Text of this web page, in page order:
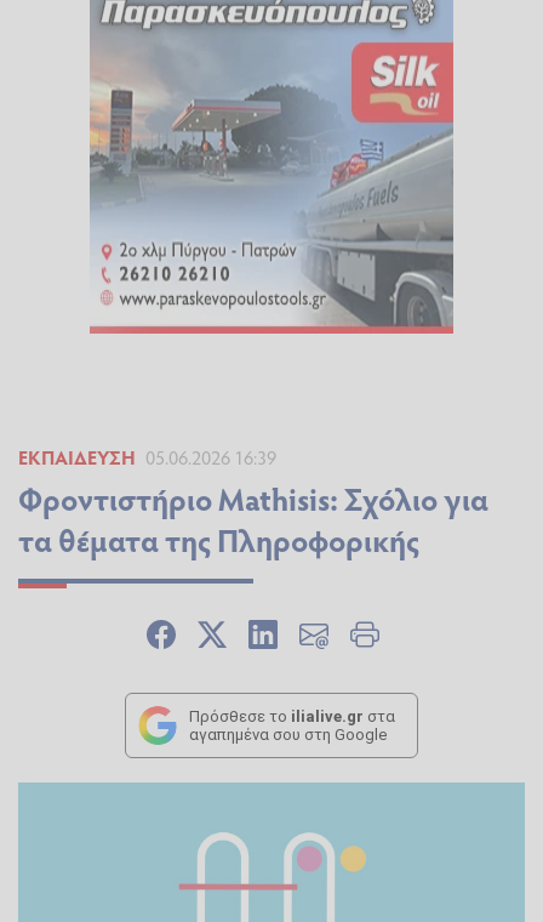
ΕΚΠΑΊΔΕΥΣΗ 05.06.2026 16:39
Φροντιστήριο Mathisis: Σχόλιο για
τα θέματα της Πληροφορικής
Πρόσθεσε το ilialive.gr στα
αγαπημένα σου στη Google